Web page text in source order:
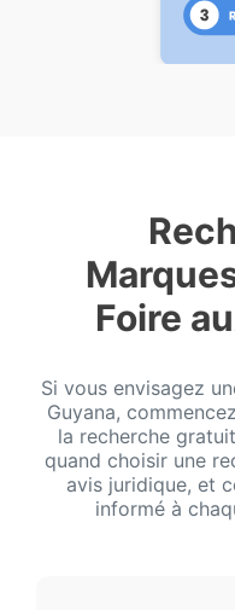
Foire
Si vous envisagez
Guyana,
la recherche
quand choisir une
avis juridique, et
informé à